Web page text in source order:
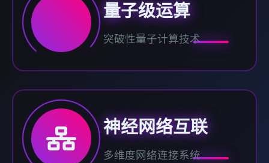
量子级运算
突破性量子计算技术
神经网络互联
多维度网络连接系统